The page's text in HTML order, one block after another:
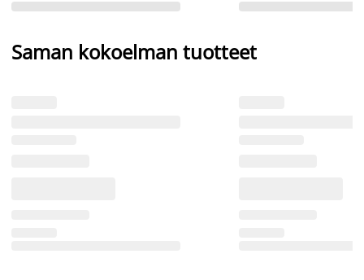
Saman kokoelman tuotteet